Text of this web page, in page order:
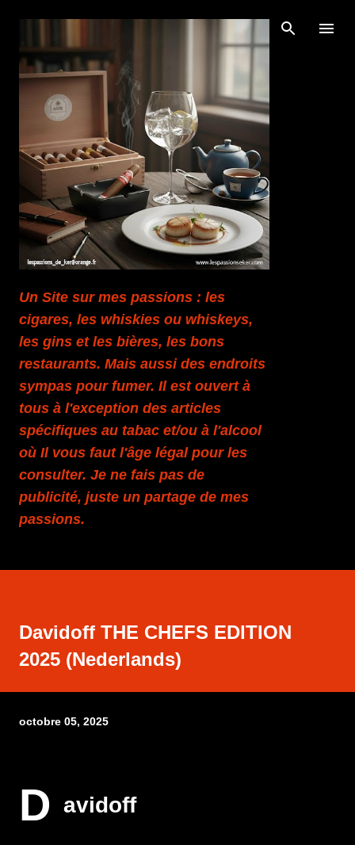
Accéder au contenu principal
Un Site sur mes passions : les
cigares, les whiskies ou whiskeys,
les gins et les bières, les bons
restaurants. Mais aussi des endroits
sympas pour fumer. Il est ouvert à
tous à l'exception des articles
spécifiques au tabac et/ou à l'alcool
où Il vous faut l'âge légal pour les
consulter. Je ne fais pas de
publicité, juste un partage de mes
passions.
Davidoff THE CHEFS EDITION
2025 (Nederlands)
octobre 05, 2025
D avidoff